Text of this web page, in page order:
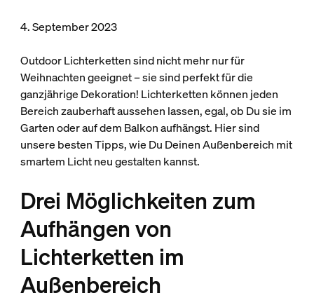
4. September 2023
Outdoor Lichterketten sind nicht mehr nur für
Weihnachten geeignet – sie sind perfekt für die
ganzjährige Dekoration! Lichterketten können jeden
Bereich zauberhaft aussehen lassen, egal, ob Du sie im
Garten oder auf dem Balkon aufhängst. Hier sind
unsere besten Tipps, wie Du Deinen Außenbereich mit
smartem Licht neu gestalten kannst.
Drei Möglichkeiten zum
Aufhängen von
Lichterketten im
Außenbereich